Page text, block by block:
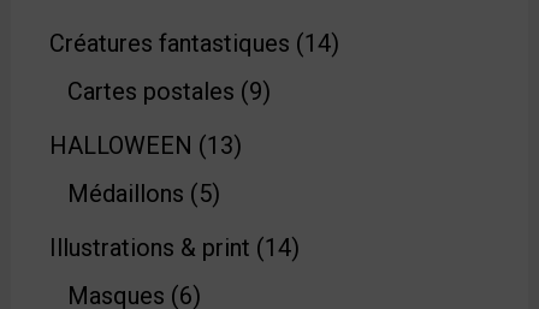
Créatures fantastiques 14
Cartes postales 9
HALLOWEEN
13
Médaillons
5
Illustrations & print 14
Masques 6